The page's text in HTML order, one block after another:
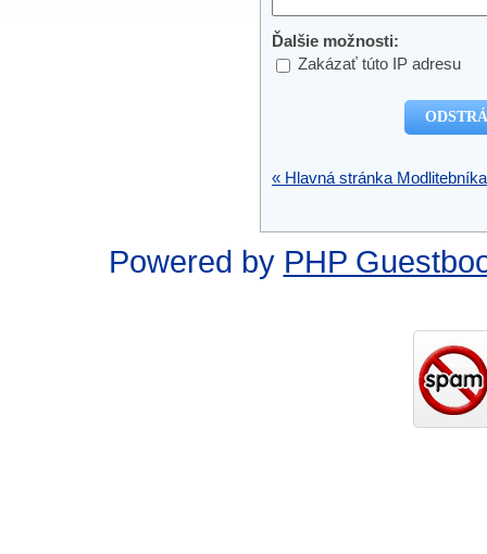
Ďalšie možnosti:
Zakázať túto IP adresu
« Hlavná stránka Modlitebníka
Powered by PHP